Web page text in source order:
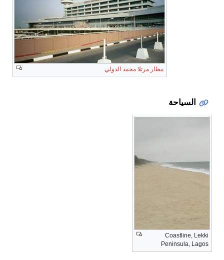
مطار مرتلا محمد الدولي
السياحة
Coastline, Lekki
Peninsula, Lagos